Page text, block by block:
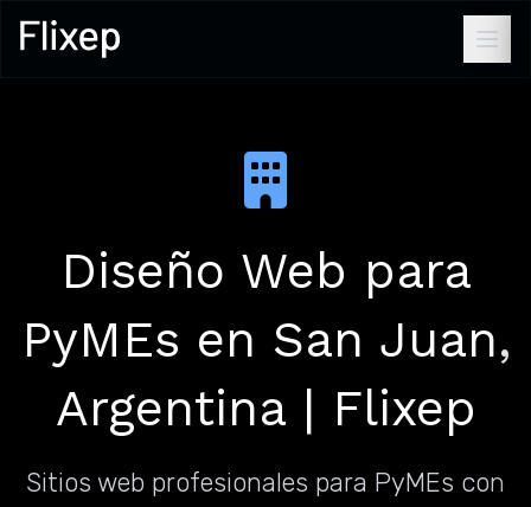
Diseño Web para
PyMEs en San Juan,
Argentina | Flixep
Sitios web profesionales para PyMEs con